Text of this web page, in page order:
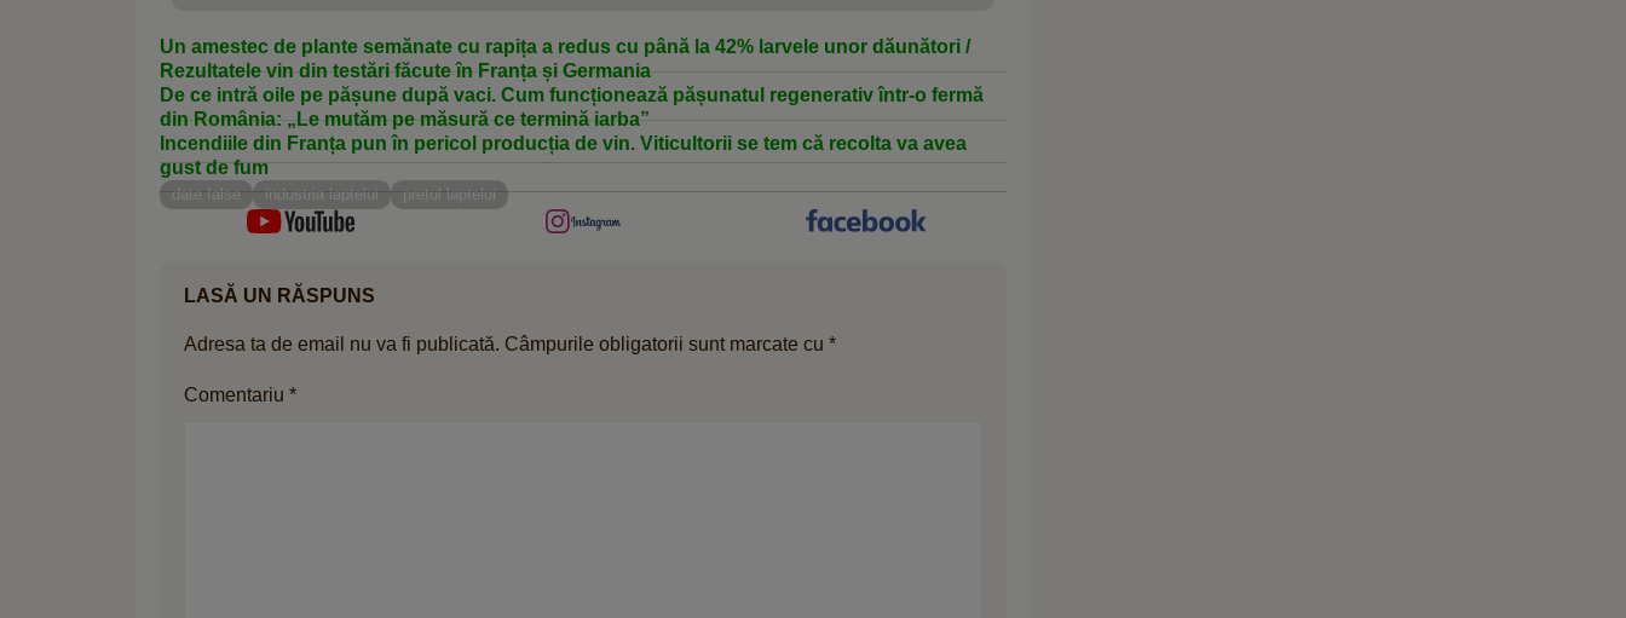
Un amestec de plante semănate cu rapița a redus cu până la 42% larvele unor dăunători /
Rezultatele vin din testări făcute în Franța și Germania
De ce intră oile pe pășune după vaci. Cum funcționează pășunatul regenerativ într-o fermă
din România: „Le mutăm pe măsură ce termină iarba”
Incendiile din Franța pun în pericol producția de vin. Viticultorii se tem că recolta va avea
gust de fum
date false industria laptelui prețul laptelui
LASĂ UN RĂSPUNS
Adresa ta de email nu va fi publicată. Câmpurile obligatorii sunt marcate cu *
Comentariu *